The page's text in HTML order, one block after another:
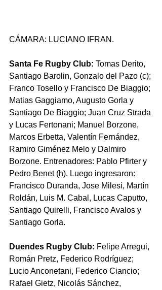
CÁMARA: LUCIANO IFRAN.
Santa Fe Rugby Club: Tomas Derito,
Santiago Barolin, Gonzalo del Pazo (c);
Franco Tosello y Francisco De Biaggio;
Matias Gaggiamo, Augusto Gorla y
Santiago De Biaggio; Juan Cruz Strada
y Lucas Fertonani; Manuel Borzone,
Marcos Erbetta, Valentín Fernández,
Ramiro Giménez Melo y Dalmiro
Borzone. Entrenadores: Pablo Pfirter y
Pedro Benet (h). Luego ingresaron:
Francisco Duranda, Jose Milesi, Martín
Roldán, Luis M. Cabal, Lucas Caputto,
Santiago Quirelli, Francisco Avalos y
Santiago Gorla.
Duendes Rugby Club: Felipe Arregui,
Román Pretz, Federico Rodríguez;
Lucio Anconetani, Federico Ciancio;
Rafael Gietz, Nicolás Sánchez,